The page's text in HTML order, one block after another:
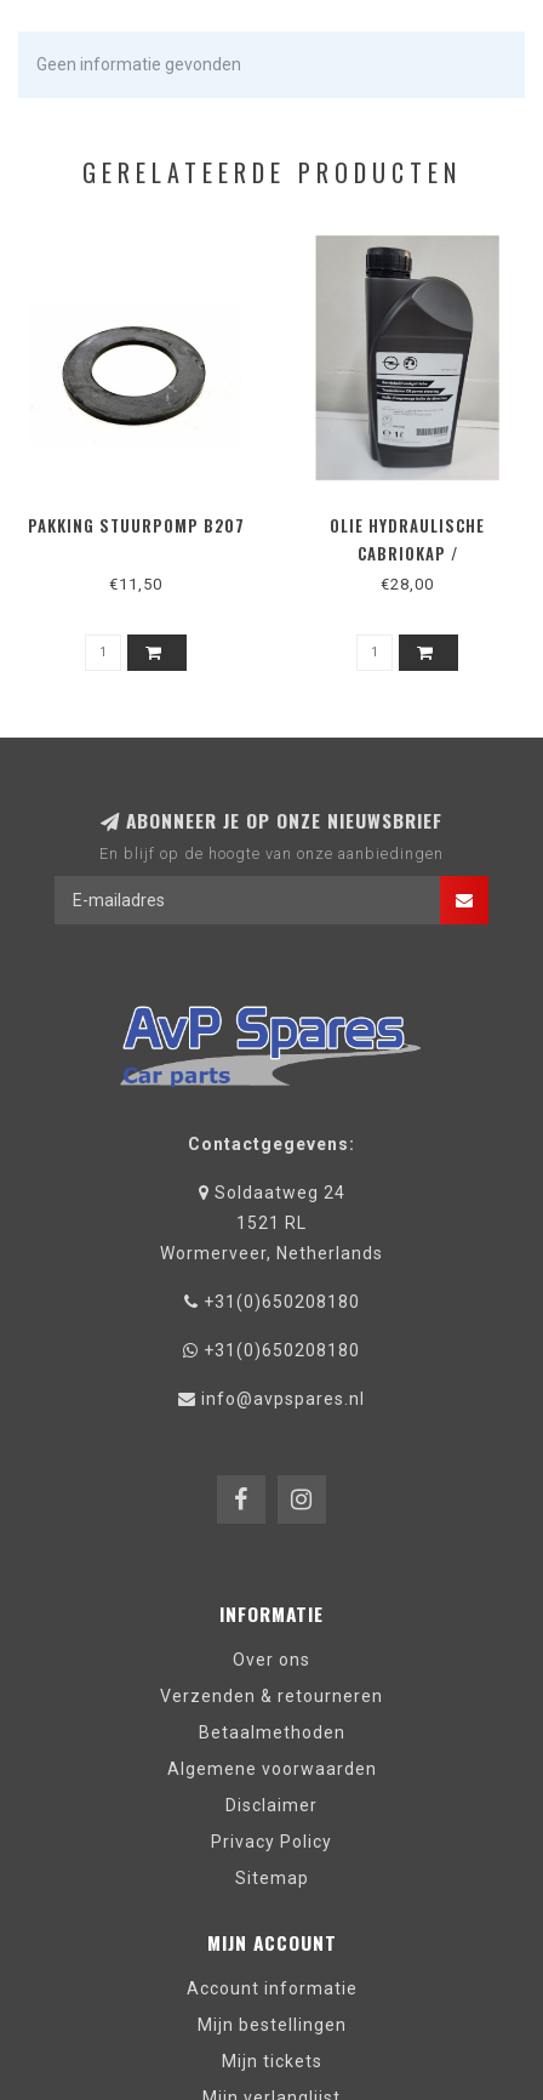
Geen informatie gevonden
GERELATEERDE PRODUCTEN
PAKKING STUURPOMP B207
€11,50
OLIE HYDRAULISCHE
CABRIOKAP /
STUURBEKRACHTIGING
€28,00
ABONNEER JE OP ONZE NIEUWSBRIEF
En blijf op de hoogte van onze aanbiedingen
Contactgegevens:
Soldaatweg 24
1521 RL
Wormerveer, Netherlands
+31(0)650208180
+31(0)650208180
info@avpspares.nl
INFORMATIE
Over ons
Verzenden & retourneren
Betaalmethoden
Algemene voorwaarden
Disclaimer
Privacy Policy
Sitemap
MIJN ACCOUNT
Account informatie
Mijn bestellingen
Mijn tickets